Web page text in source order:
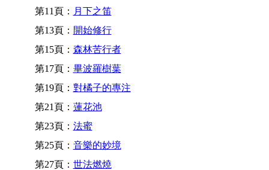
第11頁： 月下之笛
第13頁： 開始修行
第15頁： 森林苦行者
第17頁： 畢波羅樹葉
第19頁： 對橘子的專注
第21頁： 蓮花池
第23頁： 法蜜
第25頁： 音樂的妙境
第27頁： 世法燃燒